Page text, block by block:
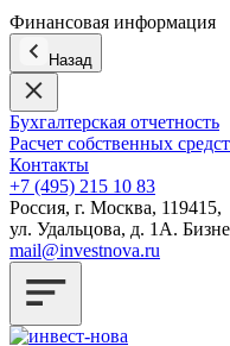
Финансовая информация
Назад
Бухгалтерская отчетность
Расчет собственных
Контакты
+7 (495) 215 10 83
Россия, г. Москва, 119415,
ул. Удальцова, д. 1А.
mail@investnova.ru